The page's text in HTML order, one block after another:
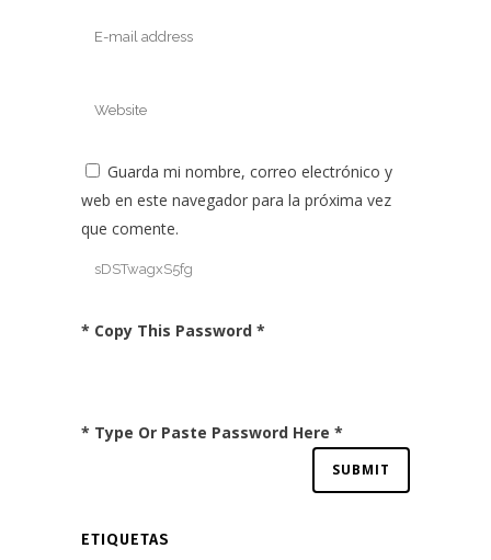
Guarda mi nombre, correo electrónico y
web en este navegador para la próxima vez
que comente.
* Copy This Password *
* Type Or Paste Password Here *
ETIQUETAS